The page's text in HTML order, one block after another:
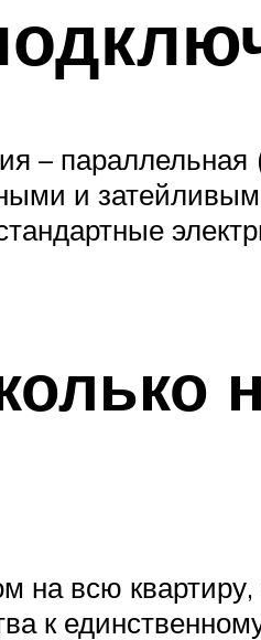
– параллельная
и
на всю
к